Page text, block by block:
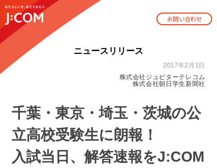
お問い合わせ
ニュースリリース
2017年2月1日
株式会社ジュピターテレコム
株式会社朝日学生新聞社
千葉・東京・埼玉・茨城の公
立高校受験生に朗報！
入試当日、解答速報をJ:COM